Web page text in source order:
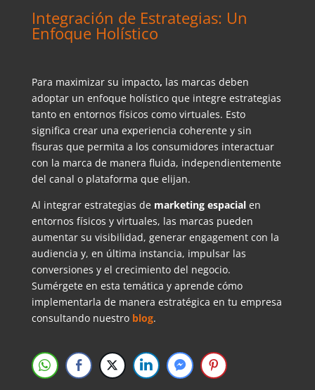
Integración de Estrategias: Un
Enfoque Holístico
Para maximizar su impacto, las marcas deben
adoptar un enfoque holístico que integre estrategias
tanto en entornos físicos como virtuales. Esto
significa crear una experiencia coherente y sin
fisuras que permita a los consumidores interactuar
con la marca de manera fluida, independientemente
del canal o plataforma que elijan.
Al integrar estrategias de marketing espacial en
entornos físicos y virtuales, las marcas pueden
aumentar su visibilidad, generar engagement con la
audiencia y, en última instancia, impulsar las
conversiones y el crecimiento del negocio.
Sumérgete en esta temática y aprende cómo
implementarla de manera estratégica en tu empresa
consultando nuestro blog.